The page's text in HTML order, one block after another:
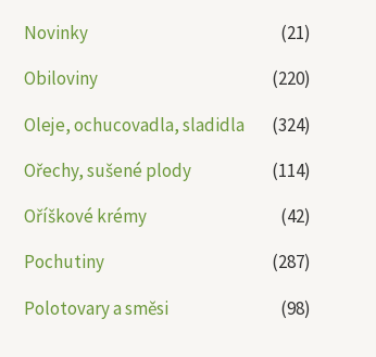
Novinky
(21)
Obiloviny
(220)
Oleje, ochucovadla, sladidla
(324)
Ořechy, sušené plody
(114)
Oříškové krémy
(42)
Pochutiny
(287)
Polotovary a směsi
(98)